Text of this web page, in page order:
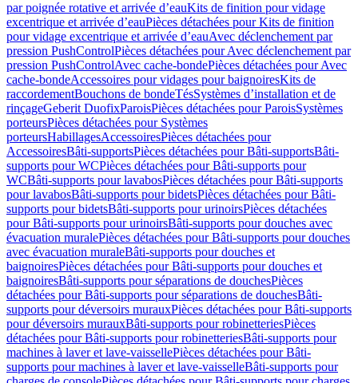
par poignée rotative et arrivée d’eauKits de finition pour vidage
excentrique et arrivée d’eauPièces détachées pour Kits de finition
pour vidage excentrique et arrivée d’eauAvec déclenchement par
pression PushControlPièces détachées pour Avec déclenchement par
pression PushControlAvec cache-bondePièces détachées pour Avec
cache-bondeAccessoires pour vidages pour baignoiresKits de
raccordementBouchons de bondeTésSystèmes d’installation et de
rinçageGeberit DuofixParoisPièces détachées pour ParoisSystèmes
porteursPièces détachées pour Systèmes
porteursHabillagesAccessoiresPièces détachées pour
AccessoiresBâti-supportsPièces détachées pour Bâti-supportsBâti-
supports pour WCPièces détachées pour Bâti-supports pour
WCBâti-supports pour lavabosPièces détachées pour Bâti-supports
pour lavabosBâti-supports pour bidetsPièces détachées pour Bâti-
supports pour bidetsBâti-supports pour urinoirsPièces détachées
pour Bâti-supports pour urinoirsBâti-supports pour douches avec
évacuation muralePièces détachées pour Bâti-supports pour douches
avec évacuation muraleBâti-supports pour douches et
baignoiresPièces détachées pour Bâti-supports pour douches et
baignoiresBâti-supports pour séparations de douchesPièces
détachées pour Bâti-supports pour séparations de douchesBâti-
supports pour déversoirs murauxPièces détachées pour Bâti-supports
pour déversoirs murauxBâti-supports pour robinetteriesPièces
détachées pour Bâti-supports pour robinetteriesBâti-supports pour
machines à laver et lave-vaissellePièces détachées pour Bâti-
supports pour machines à laver et lave-vaisselleBâti-supports pour